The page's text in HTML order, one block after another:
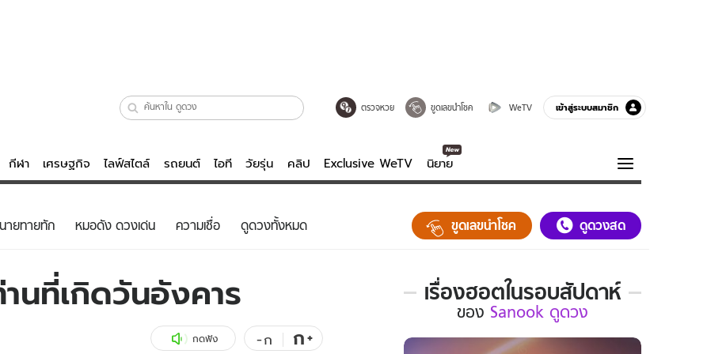
ตรวจหวย ขูดเลขนำโชค WeTV เข้าสู่ระบบสมาชิก
กีฬา เศรษฐกิจ ไลฟ์สไตล์ รถยนต์ ไอที วัยรุ่น คลิป Exclusive WeTV นิยาย
รวจหวย
ย
ไลฟ์สไตล์
วัยรุ่น
คลิป
ความรู้รอบตัว
ฮาวทู
ายทายทัก หมอดัง ดวงเด่น ความเชื่อ ดูดวงทั้งหมด ขูดเลขนำโชค ดูดวงสด
นที่เกิดวันอังคาร
กดฟัง -ก ก+
เรื่องฮอตในรอบสัปดาห์
เรื่อง
ใน
รอบ
ของ Sanook ดูดวง